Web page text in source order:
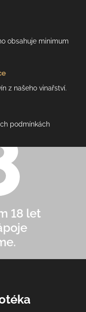
obsahuje minimum
z našeho vinařství.
podmínkách
18 let